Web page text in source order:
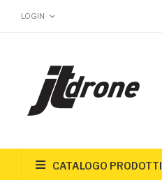
LOGIN
CATALOGO PRODOTTI